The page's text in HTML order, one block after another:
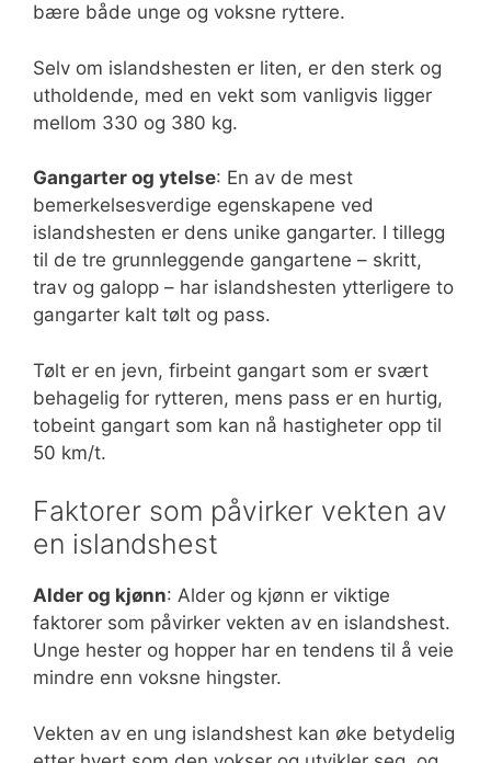
bære både unge og voksne ryttere.
Selv om islandshesten er liten, er den sterk og
utholdende, med en vekt som vanligvis ligger
mellom 330 og 380 kg.
Gangarter og ytelse: En av de mest
bemerkelsesverdige egenskapene ved
islandshesten er dens unike gangarter. I tillegg
til de tre grunnleggende gangartene – skritt,
trav og galopp – har islandshesten ytterligere to
gangarter kalt tølt og pass.
Tølt er en jevn, firbeint gangart som er svært
behagelig for rytteren, mens pass er en hurtig,
tobeint gangart som kan nå hastigheter opp til
50 km/t.
Faktorer som påvirker vekten av
en islandshest
Alder og kjønn: Alder og kjønn er viktige
faktorer som påvirker vekten av en islandshest.
Unge hester og hopper har en tendens til å veie
mindre enn voksne hingster.
Vekten av en ung islandshest kan øke betydelig